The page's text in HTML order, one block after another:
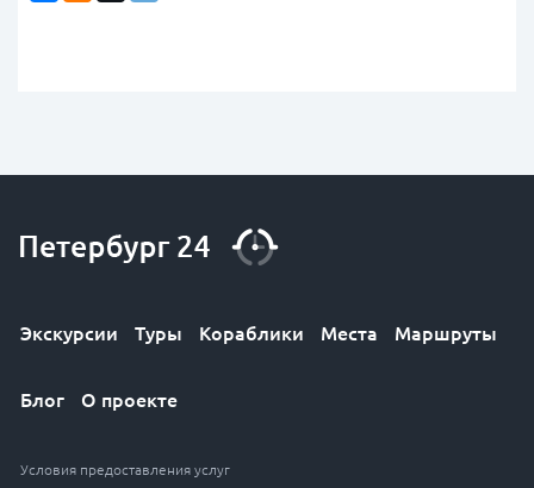
Экскурсии Туры Кораблики Места Маршруты
Блог О проекте
Условия предоставления услуг